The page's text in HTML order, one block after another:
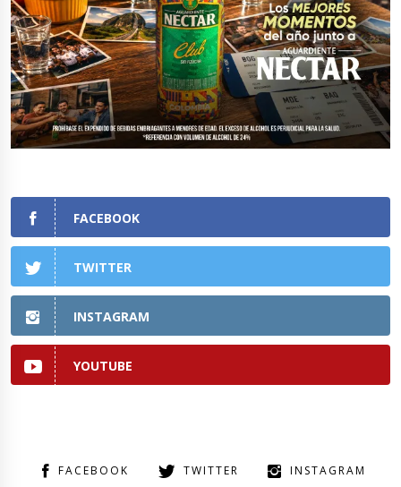
FACEBOOK
TWITTER
INSTAGRAM
YOUTUBE
FACEBOOK TWITTER INSTAGRAM